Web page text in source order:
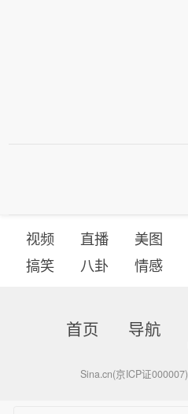
视频 直播 美图
搞笑
八卦 情感
首页 导航
Sina.cn(京ICP证000007)